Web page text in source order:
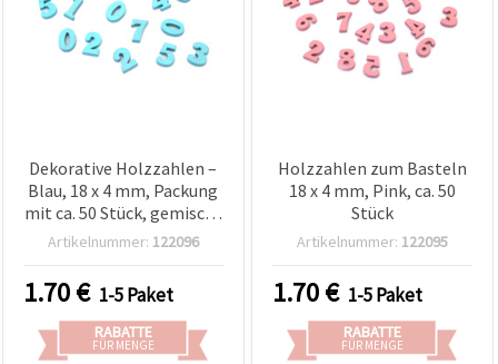
Dekorative Holzzahlen –
Blau, 18 x 4 mm, Packung
mit ca. 50 Stück, gemischt
– für Deko, Basteln, DIY &
Artikelnummer: 122096
1.70€ 1-5 Paket
RABATTE
FÜR MENGE
Holzzahlen zum Basteln
18 x 4 mm, Pink, ca. 50
Stück
Artikelnummer: 122095
1.70€ 1-5 Paket
RABATTE
FÜR MENGE